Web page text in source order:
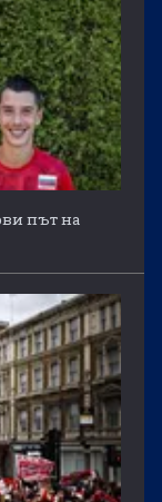
път на